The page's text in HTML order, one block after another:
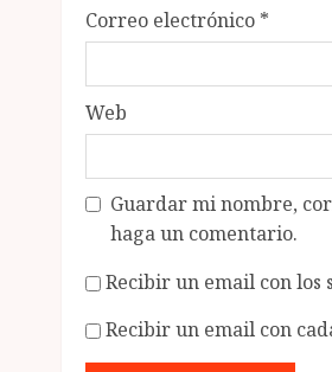
Correo electrónico *
Web
Guardar mi nombre,
haga un comentario.
Recibir un email con los
Recibir un email con